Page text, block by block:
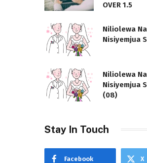
OVER 1.5
Niliolewa
Nisiyemjua
Niliolewa
Nisiyemjua
(08)
Stay In Touch
Facebook X